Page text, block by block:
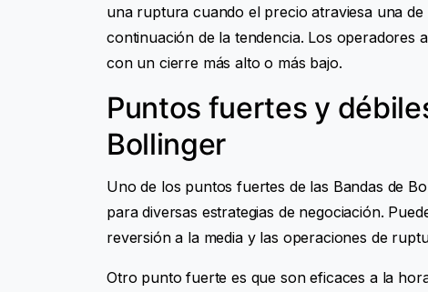
una ruptura cuando el precio atraviesa una
continuación de la tendencia. Los
con un cierre más alto o más bajo.
Puntos fuertes y
Bollinger
Uno de los puntos fuertes de las Bandas de
para diversas estrategias de negociación.
reversión a la media y las operaciones de
Otro punto fuerte es que son eficaces a la